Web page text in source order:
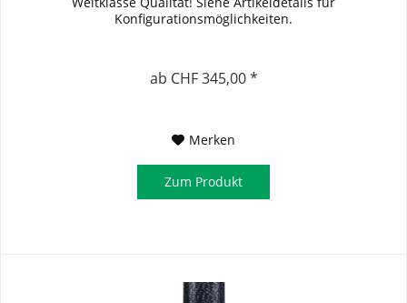
Konfigurationsmöglichkeiten.
ab CHF 345,00 *
Merken
Zum Produkt